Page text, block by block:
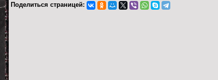
Поделиться страницей: